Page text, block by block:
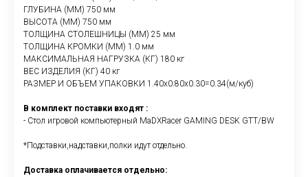
ГЛУБИНА (ММ) 750 мм
ВЫСОТА (ММ) 750 мм
ТОЛЩИНА СТОЛЕШНИЦЫ (ММ) 25 мм
ТОЛЩИНА КРОМКИ (ММ) 1.0 мм
МАКСИМАЛЬНАЯ НАГРУЗКА (КГ) 180 кг
ВЕС ИЗДЕЛИЯ (КГ) 40 кг
РАЗМЕР И ОБЪЕМ УПАКОВКИ 1.40х0.80х0.30=0.34(м/куб)
В комплект поставки входят :
- Стол игровой компьютерный MaDXRacer GAMING DESK GTT/BW
*Подставки,надставки,полки идут отдельно.
Доставка оплачивается отдельно: